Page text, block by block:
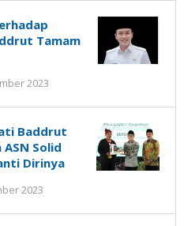
Tamam
2023
Susanto
Baddrut
Solid
Dirinya
2023
Susanto